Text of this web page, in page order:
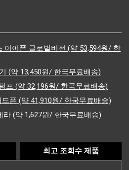
이어폰 글로벌버전 (약 53,594원/ 한
(약 13,450원/ 한국무료배송)
프 (약 32,196원/ 한국무료배송)
드폰 (약 41,910원/ 한국무료배송)
(약 1,627원/ 한국무료배송)
최고 조회수 제품